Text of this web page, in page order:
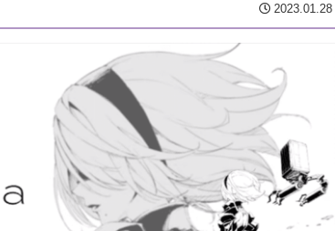
2023.01.28